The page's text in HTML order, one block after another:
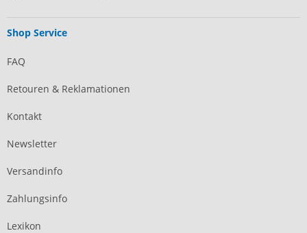
Shop Service
FAQ
Retouren & Reklamationen
Kontakt
Newsletter
Versandinfo
Zahlungsinfo
Lexikon